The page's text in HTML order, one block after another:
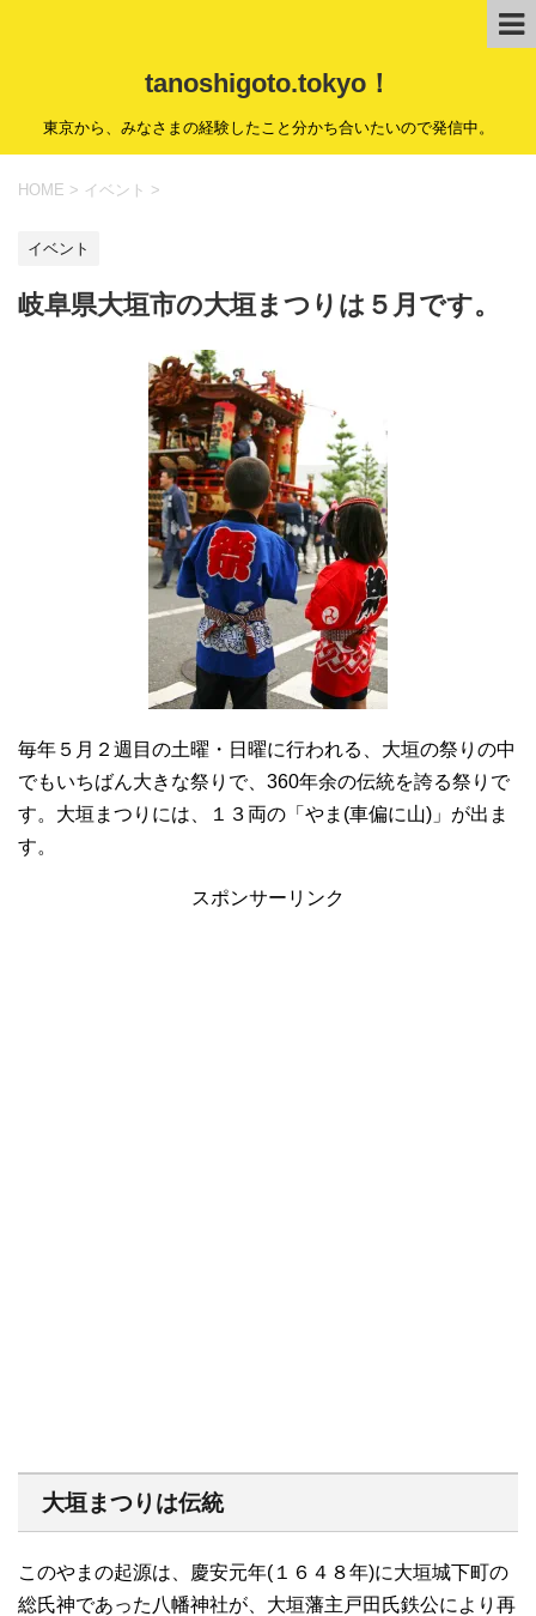
tanoshigoto.tokyo！
東京から、みなさまの経験したこと分かち合いたいので発信中。
HOME > イベント >
イベント
岐阜県大垣市の大垣まつりは５月です。
毎年５月２週目の土曜・日曜に行われる、大垣の祭りの中
でもいちばん大きな祭りで、360年余の伝統を誇る祭りで
す。大垣まつりには、１３両の「やま(車偏に山)」が出ま
す。
スポンサーリンク
大垣まつりは伝統
このやまの起源は、慶安元年(１６４８年)に大垣城下町の
総氏神であった八幡神社が、大垣藩主戸田氏鉄公により再